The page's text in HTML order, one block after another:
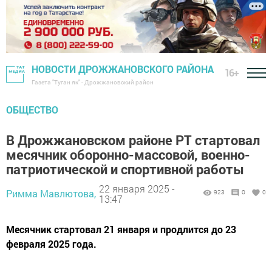
НОВОСТИ ДРОЖЖАНОВСКОГО РАЙОНА
Газета "Туган як" - Дрожжановский район
16+
ОБЩЕСТВО
В Дрожжановском районе РТ стартовал
месячник оборонно-массовой, военно-
патриотической и спортивной работы
Римма Мавлютова, 22 января 2025 -
13:47
923 0 0
Месячник стартовал 21 января и продлится до 23
февраля 2025 года.